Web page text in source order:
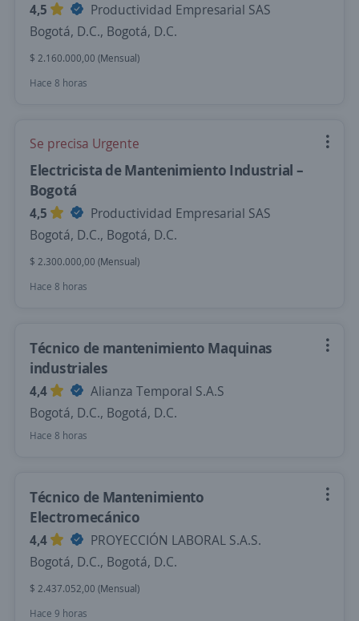
4,5
Productividad Empresarial SAS
Bogotá, D.C., Bogotá, D.C.
$ 2.160.000,00 (Mensual)
Hace 8 horas
Se precisa Urgente
Electricista de Mantenimiento Industrial –
Bogotá
4,5
Productividad Empresarial SAS
Bogotá, D.C., Bogotá, D.C.
$ 2.300.000,00 (Mensual)
Hace 8 horas
Técnico de mantenimiento Maquinas
industriales
4,4
Alianza Temporal S.A.S
Bogotá, D.C., Bogotá, D.C.
Hace 8 horas
Técnico de Mantenimiento
Electromecánico
4,4
PROYECCIÓN LABORAL S.A.S.
Bogotá, D.C., Bogotá, D.C.
$ 2.437.052,00 (Mensual)
Hace 9 horas